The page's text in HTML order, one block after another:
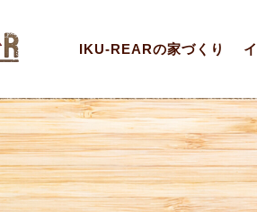
IKU-REARの家づくり